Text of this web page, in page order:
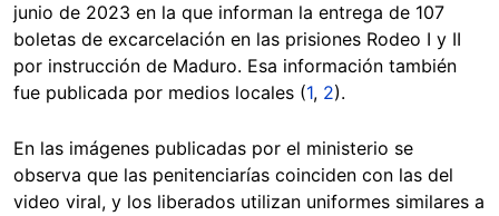
junio de 2023 en la que informan la entrega de 107
boletas de excarcelación en las prisiones Rodeo I y II
por instrucción de Maduro. Esa información también
fue publicada por medios locales (1, 2).
En las imágenes publicadas por el ministerio se
observa que las penitenciarías coinciden con las del
video viral, y los liberados utilizan uniformes similares a